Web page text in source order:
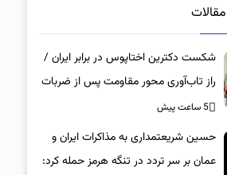
شکست دکترین اختاپوس در برابر ایران /
راز تاب‌آوری محور مقاومت پس از ضربات
سنگین / چرا آمریکا باید راه دیپلماسی را
5 ساعت پیش
حسین شریعتمداری به مذاکرات ایران و
عمان بر سر تردد در تنگه هرمز حمله کرد: